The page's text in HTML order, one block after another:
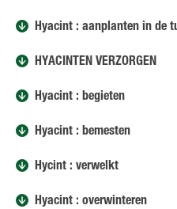
Hyacint : aanplanten in de
HYACINTEN VERZORGEN
Hyacint : begieten
Hyacint : bemesten
Hycint : verwelkt
Hyacint : overwinteren